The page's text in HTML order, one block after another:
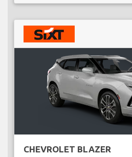
CHEVROLET BLAZER